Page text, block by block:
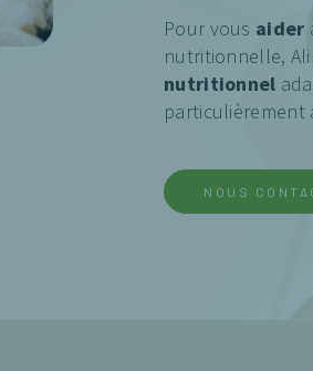
Pour vous aider
nutritionnelle,
nutritionnel
particulièrement
NOUS